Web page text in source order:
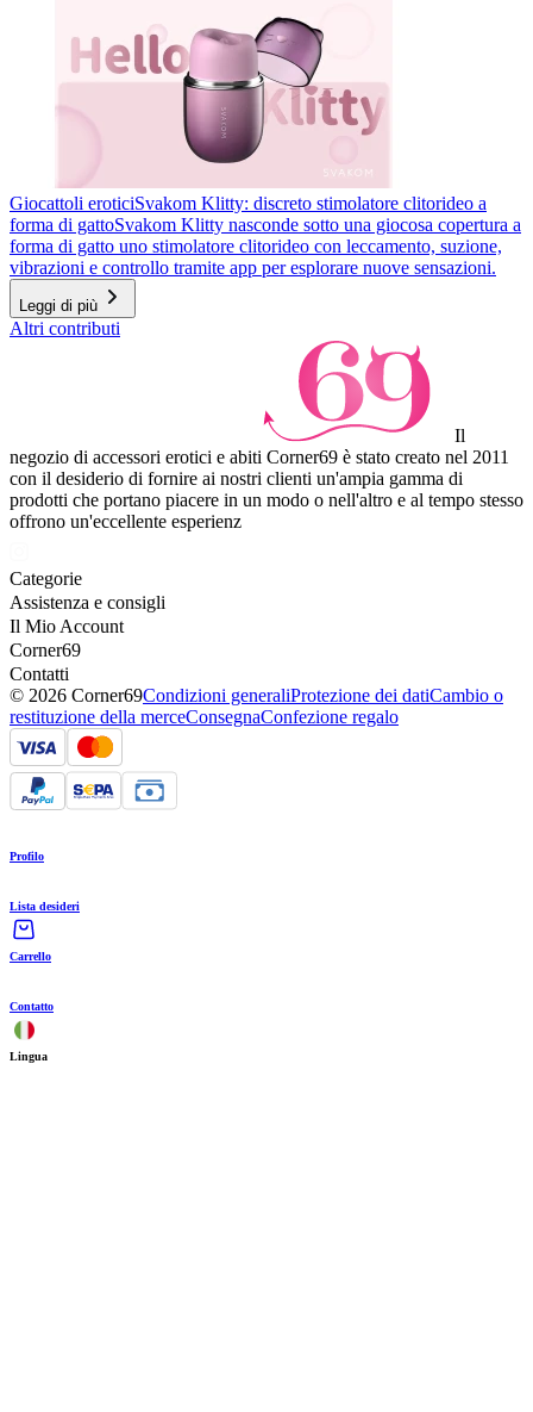
Giocattoli eroticiSvakom Klitty: discreto stimolatore clitorideo a
forma di gattoSvakom Klitty nasconde sotto una giocosa copertura a
forma di gatto uno stimolatore clitorideo con leccamento, suzione,
vibrazioni e controllo tramite app per esplorare nuove sensazioni.
Leggi di più
Altri contributi
Il
negozio di accessori erotici e abiti Corner69 è stato creato nel 2011
con il desiderio di fornire ai nostri clienti un'ampia gamma di
prodotti che portano piacere in un modo o nell'altro e al tempo stesso
offrono un'eccellente esperienz
Categorie
Assistenza e consigli
Il Mio Account
Corner69
Contatti
© 2026 Corner69Condizioni generaliProtezione dei datiCambio o
restituzione della merceConsegnaConfezione regalo
Profilo
Lista desideri
Carrello
Contatto
Lingua